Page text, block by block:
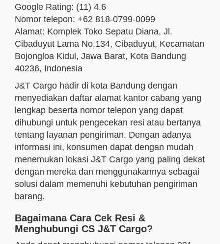
Google Rating: (11) 4.6
Nomor telepon: +62 818-0799-0099
Alamat: Komplek Toko Sepatu Diana, Jl.
Cibaduyut Lama No.134, Cibaduyut, Kecamatan
Bojongloa Kidul, Jawa Barat, Kota Bandung
40236, Indonesia
J&T Cargo hadir di kota Bandung dengan
menyediakan daftar alamat kantor cabang yang
lengkap beserta nomor telepon yang dapat
dihubungi untuk pengecekan resi atau bertanya
tentang layanan pengiriman. Dengan adanya
informasi ini, konsumen dapat dengan mudah
menemukan lokasi J&T Cargo yang paling dekat
dengan mereka dan menggunakannya sebagai
solusi dalam memenuhi kebutuhan pengiriman
barang.
Bagaimana Cara Cek Resi &
Menghubungi CS J&T Cargo?